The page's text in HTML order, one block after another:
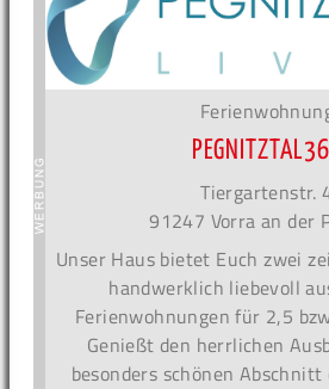
Tiergartenstr.
91247 Vorra an der
Unser Haus bietet Euch zwei
handwerklich liebevoll
Ferienwohnungen für 2,5
Genießt den herrlichen
besonders schönen